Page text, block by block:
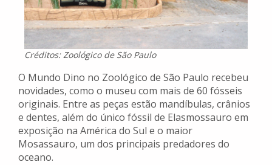
Créditos: Zoológico de São Paulo
O Mundo Dino no Zoológico de São Paulo recebeu
novidades, como o museu com mais de 60 fósseis
originais. Entre as peças estão mandíbulas, crânios
e dentes, além do único fóssil de Elasmossauro em
exposição na América do Sul e o maior
Mosassauro, um dos principais predadores do
oceano.